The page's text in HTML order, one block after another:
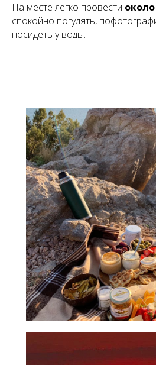
На месте легко провести
спокойно погулять,
посидеть у воды.